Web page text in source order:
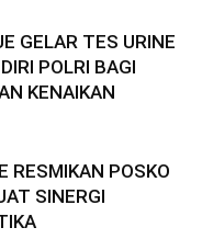
GELAR TES URINE
POLRI BAGI
KENAIKAN
RESMIKAN POSKO
SINERGI